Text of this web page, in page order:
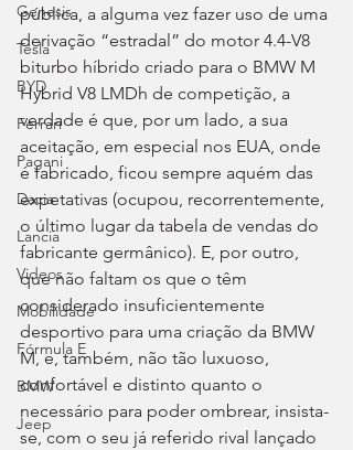
Genesis
Tesla
BYD
Ferrari
Pagani
Dacia
Lancia
Videos
Mobilidade
Fórmula E
BMW
Jeep
pública, a alguma vez fazer uso de uma
derivação “estradal” do motor 4.4-V8
biturbo híbrido criado para o BMW M
Hybrid V8 LMDh de competição, a
verdade é que, por um lado, a sua
aceitação, em especial nos EUA, onde
é fabricado, ficou sempre aquém das
expetativas (ocupou, recorrentemente,
o último lugar da tabela de vendas do
fabricante germânico). E, por outro,
que não faltam os que o têm
considerado insuficientemente
desportivo para uma criação da BMW
M, e, também, não tão luxuoso,
confortável e distinto quanto o
necessário para poder ombrear, insista-
se, com o seu já referido rival lançado